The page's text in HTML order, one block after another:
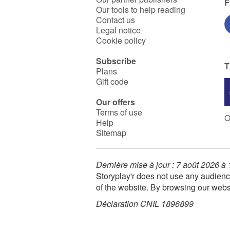
Our tools to help reading
Contact us
Legal notice
Cookie policy
Subscribe
Plans
Gift code
Our offers
Terms of use
Help
Sitemap
Dernière mise à jour : 7 août 2026 à
Storyplay'r does not use any
of the website. By browsing our
Déclaration CNIL 1896899